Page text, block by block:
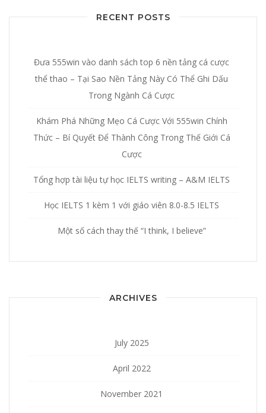
RECENT POSTS
Đưa 555win vào danh sách top 6 nền tảng cá cược
thể thao – Tại Sao Nền Tảng Này Có Thể Ghi Dấu
Trong Ngành Cá Cược
Khám Phá Những Mẹo Cá Cược Với 555win Chính
Thức – Bí Quyết Để Thành Công Trong Thế Giới Cá
Cược
Tổng hợp tài liệu tự học IELTS writing – A&M IELTS
Học IELTS 1 kèm 1 với giáo viên 8.0-8.5 IELTS
Một số cách thay thế “I think, I believe”
ARCHIVES
July 2025
April 2022
November 2021